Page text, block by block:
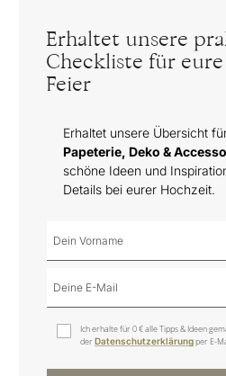
Erhaltet unsere
Checkliste für
Feier
Erhaltet unsere Übersicht
Papeterie, Deko &
schöne Ideen und
Details bei eurer Hochzeit.
Ich erhalte für 0 € alle Tipps & Ideen
derDatenschutzerklärungper E-